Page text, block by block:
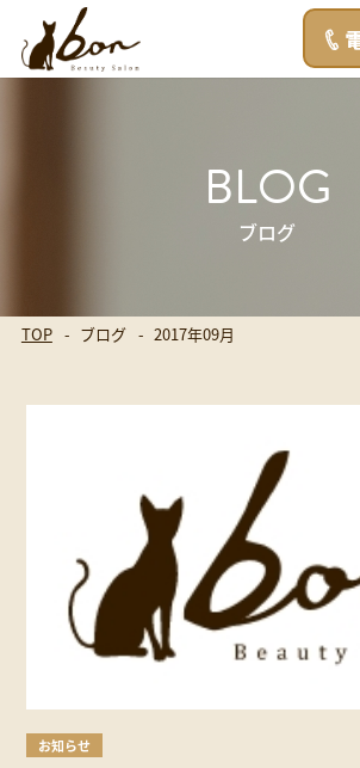
BLOG
ブログ
TOP ブログ 2017年09月
お知らせ